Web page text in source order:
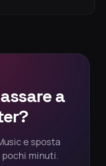
a
e sposta
minuti.